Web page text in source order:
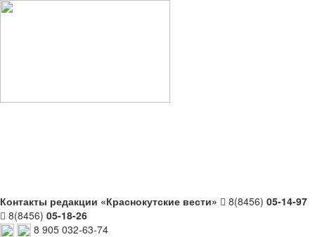
Контакты редакции «Краснокутские вести» 8(8456) 05-14-97
8(8456) 05-18-26
8 905 032-63-74